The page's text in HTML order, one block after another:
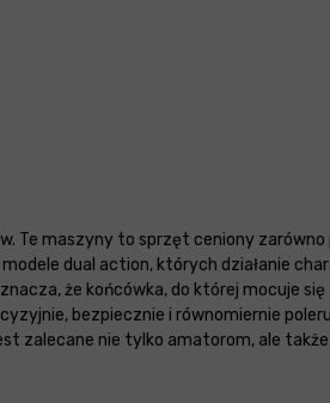
Te maszyny to sprzęt ceniony
dual action, których działanie
że końcówka, do której mocuje się
bezpiecznie i równomiernie
zalecane nie tylko amatorom, ale